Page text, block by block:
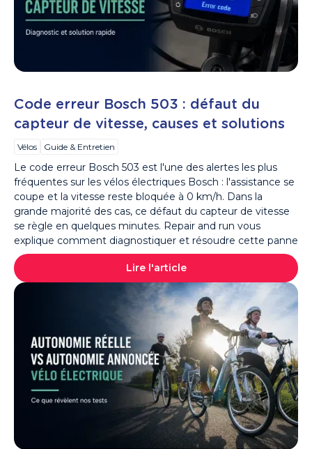
Code erreur Bosch 503 : défaut du
capteur de vitesse, causes et solutions
Vélos Guide & Entretien
Le code erreur Bosch 503 est l'une des alertes les plus
fréquentes sur les vélos électriques Bosch : l'assistance se
coupe et la vitesse reste bloquée à 0 km/h. Dans la
grande majorité des cas, ce défaut du capteur de vitesse
se règle en quelques minutes. Repair and run vous
explique comment diagnostiquer et résoudre cette panne
Lire l'article